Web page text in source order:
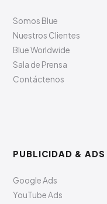
Somos Blue
Nuestros Clientes
Blue Worldwide
Sala de Prensa
Contáctenos
PUBLICIDAD & ADS
Google Ads
YouTube Ads